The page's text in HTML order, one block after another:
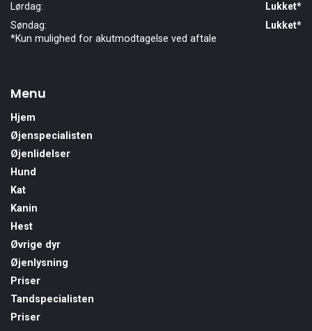
Lørdag:
Lukket*
Søndag:
Lukket*
*Kun mulighed for akutmodtagelse ved aftale
Menu
Hjem
Øjenspecialisten
Øjenlidelser
Hund
Kat
Kanin
Hest
Øvrige dyr
Øjenlysning
Priser
Tandspecialisten
Priser